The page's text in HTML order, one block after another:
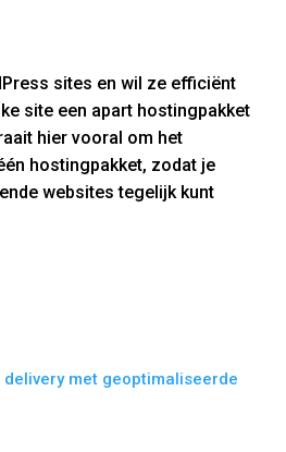
sites en wil ze efficiënt
site een apart hostingpakket
hier vooral om het
hostingpakket, zodat je
websites tegelijk kunt